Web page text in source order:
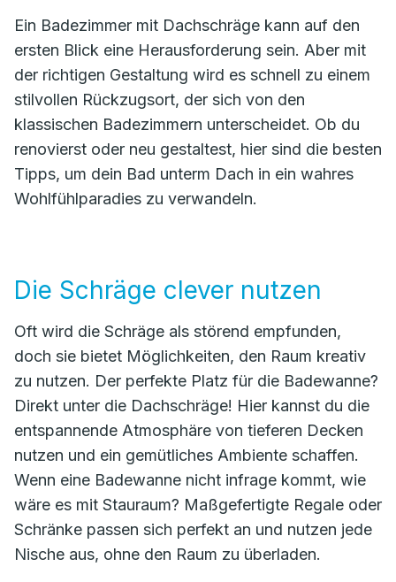
Ein Badezimmer mit Dachschräge kann auf den
ersten Blick eine Herausforderung sein. Aber mit
der richtigen Gestaltung wird es schnell zu einem
stilvollen Rückzugsort, der sich von den
klassischen Badezimmern unterscheidet. Ob du
renovierst oder neu gestaltest, hier sind die besten
Tipps, um dein Bad unterm Dach in ein wahres
Wohlfühlparadies zu verwandeln.
Die Schräge clever nutzen
Oft wird die Schräge als störend empfunden,
doch sie bietet Möglichkeiten, den Raum kreativ
zu nutzen. Der perfekte Platz für die Badewanne?
Direkt unter die Dachschräge! Hier kannst du die
entspannende Atmosphäre von tieferen Decken
nutzen und ein gemütliches Ambiente schaffen.
Wenn eine Badewanne nicht infrage kommt, wie
wäre es mit Stauraum? Maßgefertigte Regale oder
Schränke passen sich perfekt an und nutzen jede
Nische aus, ohne den Raum zu überladen.